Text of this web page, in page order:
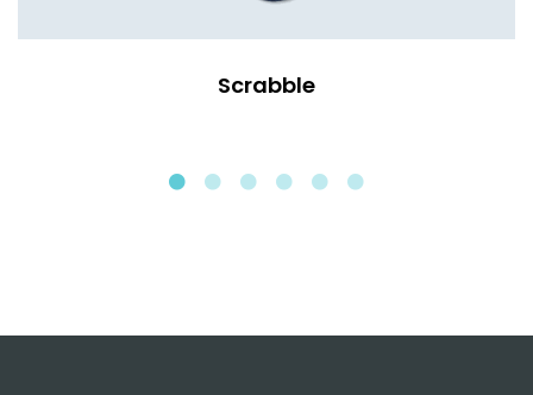
Scrabble